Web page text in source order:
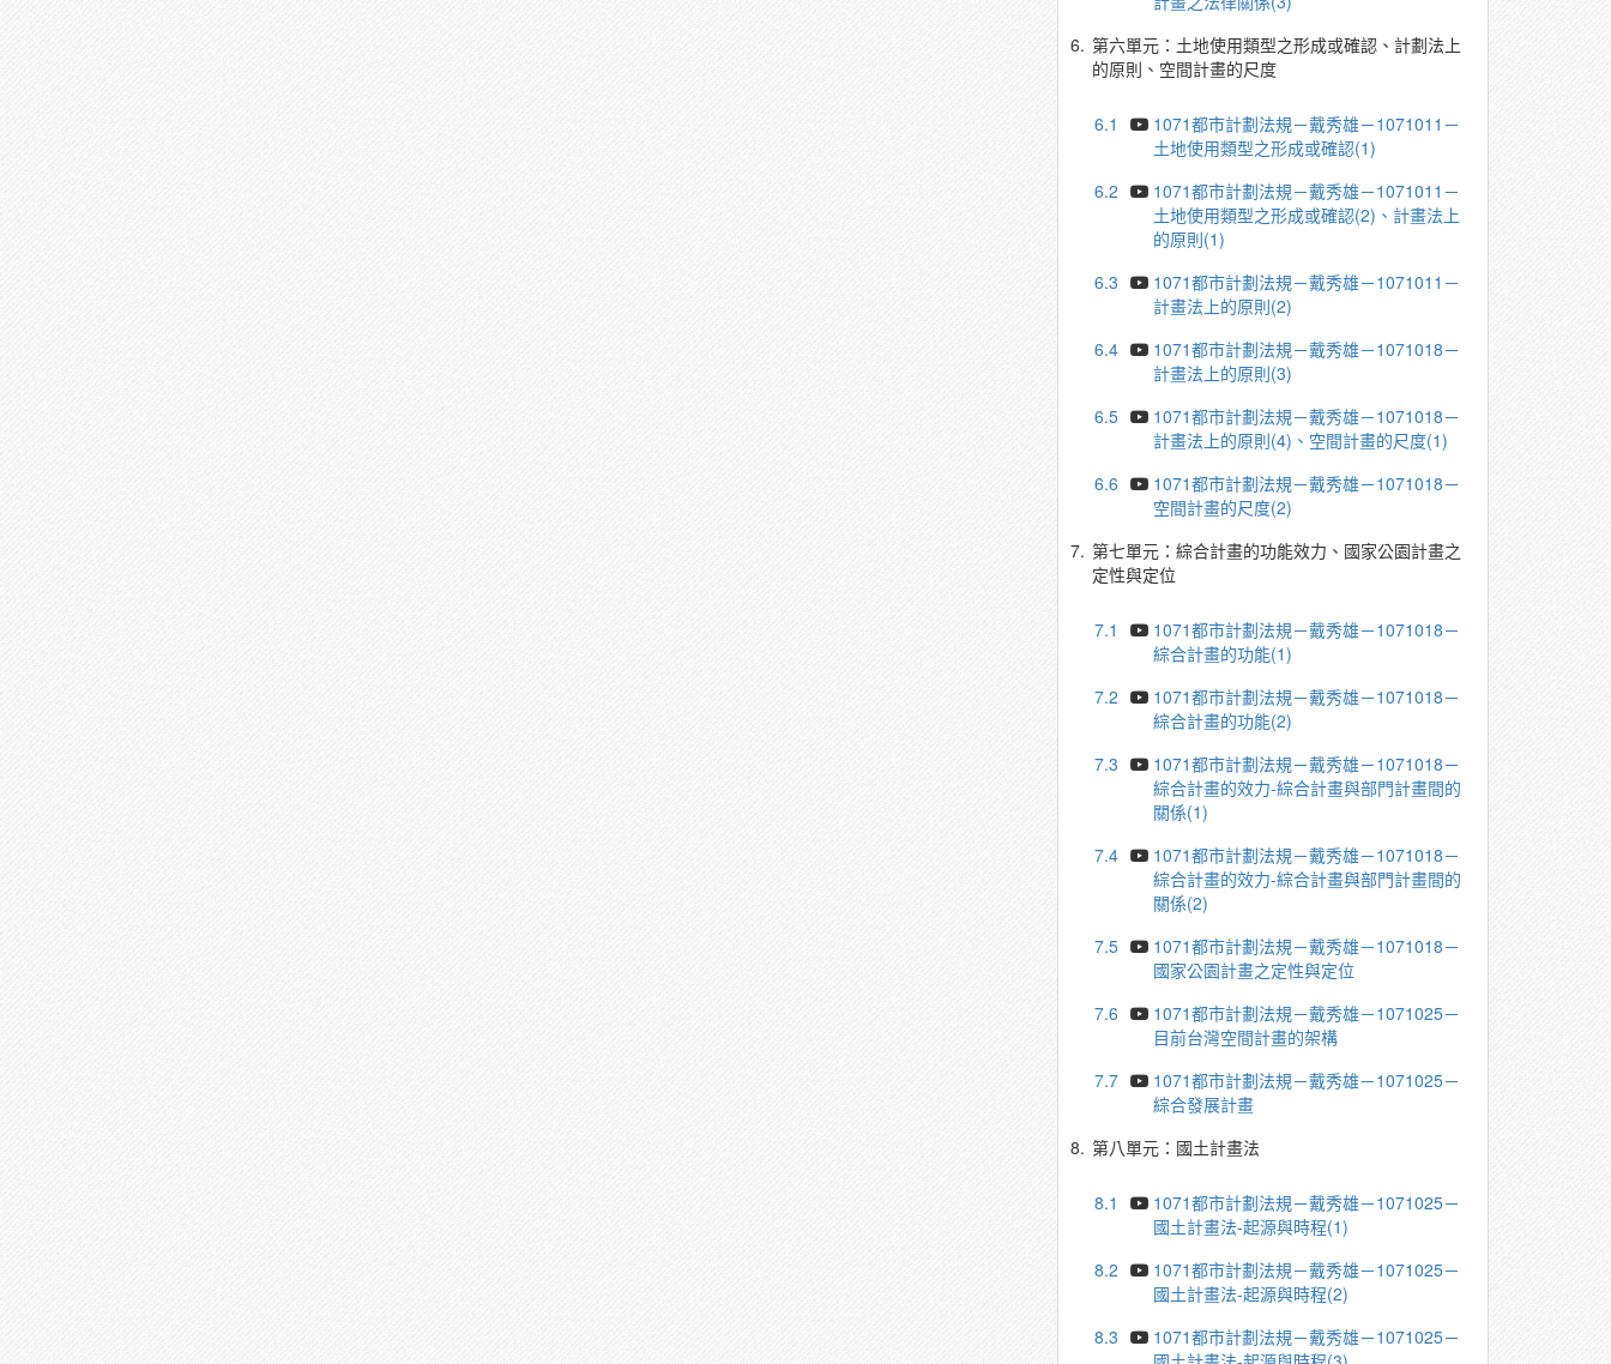
6. 第六單元：土地使用類型之形成或確認、計劃法上
的原則、空間計畫的尺度
6.1
1071都市計劃法規－戴秀雄－1071011－
土地使用類型之形成或確認(1)
6.2
1071都市計劃法規－戴秀雄－1071011－
土地使用類型之形成或確認(2)、計畫法上
的原則(1)
6.3
1071都市計劃法規－戴秀雄－1071011－
計畫法上的原則(2)
6.4
1071都市計劃法規－戴秀雄－1071018－
計畫法上的原則(3)
6.5
1071都市計劃法規－戴秀雄－1071018－
計畫法上的原則(4)、空間計畫的尺度(1)
6.6
1071都市計劃法規－戴秀雄－1071018－
空間計畫的尺度(2)
7. 第七單元：綜合計畫的功能效力、國家公園計畫之
定性與定位
7.1
1071都市計劃法規－戴秀雄－1071018－
綜合計畫的功能(1)
7.2
1071都市計劃法規－戴秀雄－1071018－
綜合計畫的功能(2)
7.3
1071都市計劃法規－戴秀雄－1071018－
綜合計畫的效力-綜合計畫與部門計畫間的
關係(1)
7.4
1071都市計劃法規－戴秀雄－1071018－
綜合計畫的效力-綜合計畫與部門計畫間的
關係(2)
7.5
1071都市計劃法規－戴秀雄－1071018－
國家公園計畫之定性與定位
7.6
1071都市計劃法規－戴秀雄－1071025－
目前台灣空間計畫的架構
7.7
1071都市計劃法規－戴秀雄－1071025－
綜合發展計畫
8. 第八單元：國土計畫法
8.1
1071都市計劃法規－戴秀雄－1071025－
國土計畫法-起源與時程(1)
8.2
1071都市計劃法規－戴秀雄－1071025－
國土計畫法-起源與時程(2)
8.3
1071都市計劃法規－戴秀雄－1071025－